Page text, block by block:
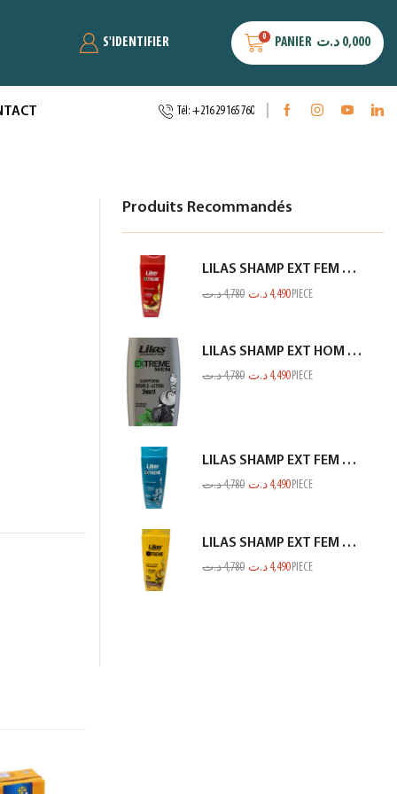
S'IDENTIFIER 0 PANIER 0,000 د.ت
Tél: +216 29 165 760
Produits Recommandés
LILAS SHAMP EXT FEM COL OU MECH ROUGE 350ML
4,780د.ت 4,490 د.ت PIECE
LILAS SHAMP EXT HOM CHARBON GRIS 350ML
4,780د.ت 4,490 د.ت PIECE
LILAS SHAMP EXT FEM ANTI CHUTE VERT BLEUTE 350ML
4,780د.ت 4,490 د.ت PIECE
LILAS SHAMP EXT FEM SEC ET ABIME JAUNE 350ML
4,780د.ت 4,490 د.ت PIECE